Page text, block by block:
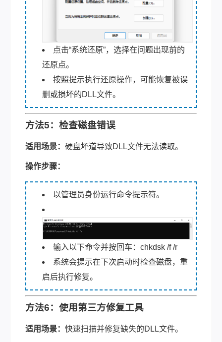
点击“系统还原”，选择在问题出现前的
还原点。
按照提示执行还原操作，可能恢复被误
删或损坏的DLL文件。
方法5：检查磁盘错误
适用场景： 硬盘坏道导致DLL文件无法读取。
操作步骤：
以管理员身份运行命令提示符。
输入以下命令并按回车：chkdsk /f /r
系统会提示在下次启动时检查磁盘，重
启后执行修复。
方法6：使用第三方修复工具
适用场景： 快速扫描并修复缺失的DLL文件。